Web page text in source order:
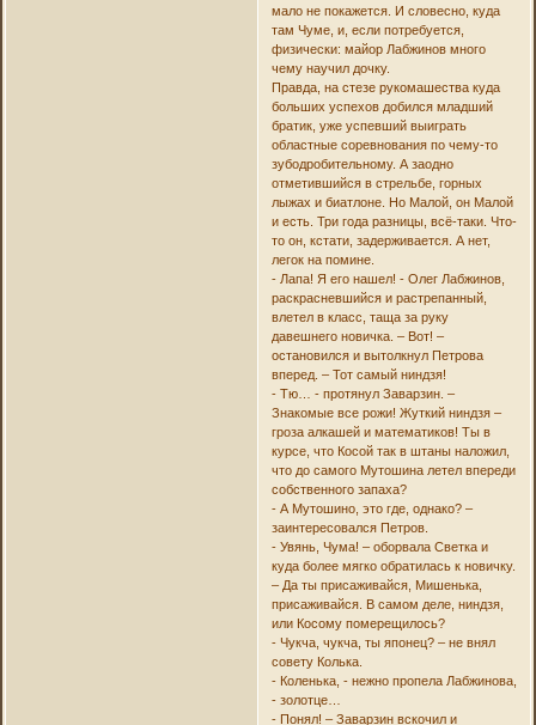
мало не покажется. И словесно, куда
там Чуме, и, если потребуется,
физически: майор Лабжинов много
чему научил дочку.
Правда, на стезе рукомашества куда
больших успехов добился младший
братик, уже успевший выиграть
областные соревнования по чему-то
зубодробительному. А заодно
отметившийся в стрельбе, горных
лыжах и биатлоне. Но Малой, он Малой
и есть. Три года разницы, всё-таки. Что-
то он, кстати, задерживается. А нет,
легок на помине.
- Лапа! Я его нашел! - Олег Лабжинов,
раскрасневшийся и растрепанный,
влетел в класс, таща за руку
давешнего новичка. – Вот! –
остановился и вытолкнул Петрова
вперед. – Тот самый ниндзя!
- Тю… - протянул Заварзин. –
Знакомые все рожи! Жуткий ниндзя –
гроза алкашей и математиков! Ты в
курсе, что Косой так в штаны наложил,
что до самого Мутошина летел впереди
собственного запаха?
- А Мутошино, это где, однако? –
заинтересовался Петров.
- Увянь, Чума! – оборвала Светка и
куда более мягко обратилась к новичку.
– Да ты присаживайся, Мишенька,
присаживайся. В самом деле, ниндзя,
или Косому померещилось?
- Чукча, чукча, ты японец? – не внял
совету Колька.
- Коленька, - нежно пропела Лабжинова,
- золотце…
- Понял! – Заварзин вскочил и